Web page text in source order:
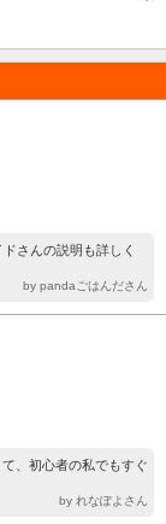
さんの説明も詳しく
by pandaごはんださん
、初心者の私でもすぐ
by れなぽよさん